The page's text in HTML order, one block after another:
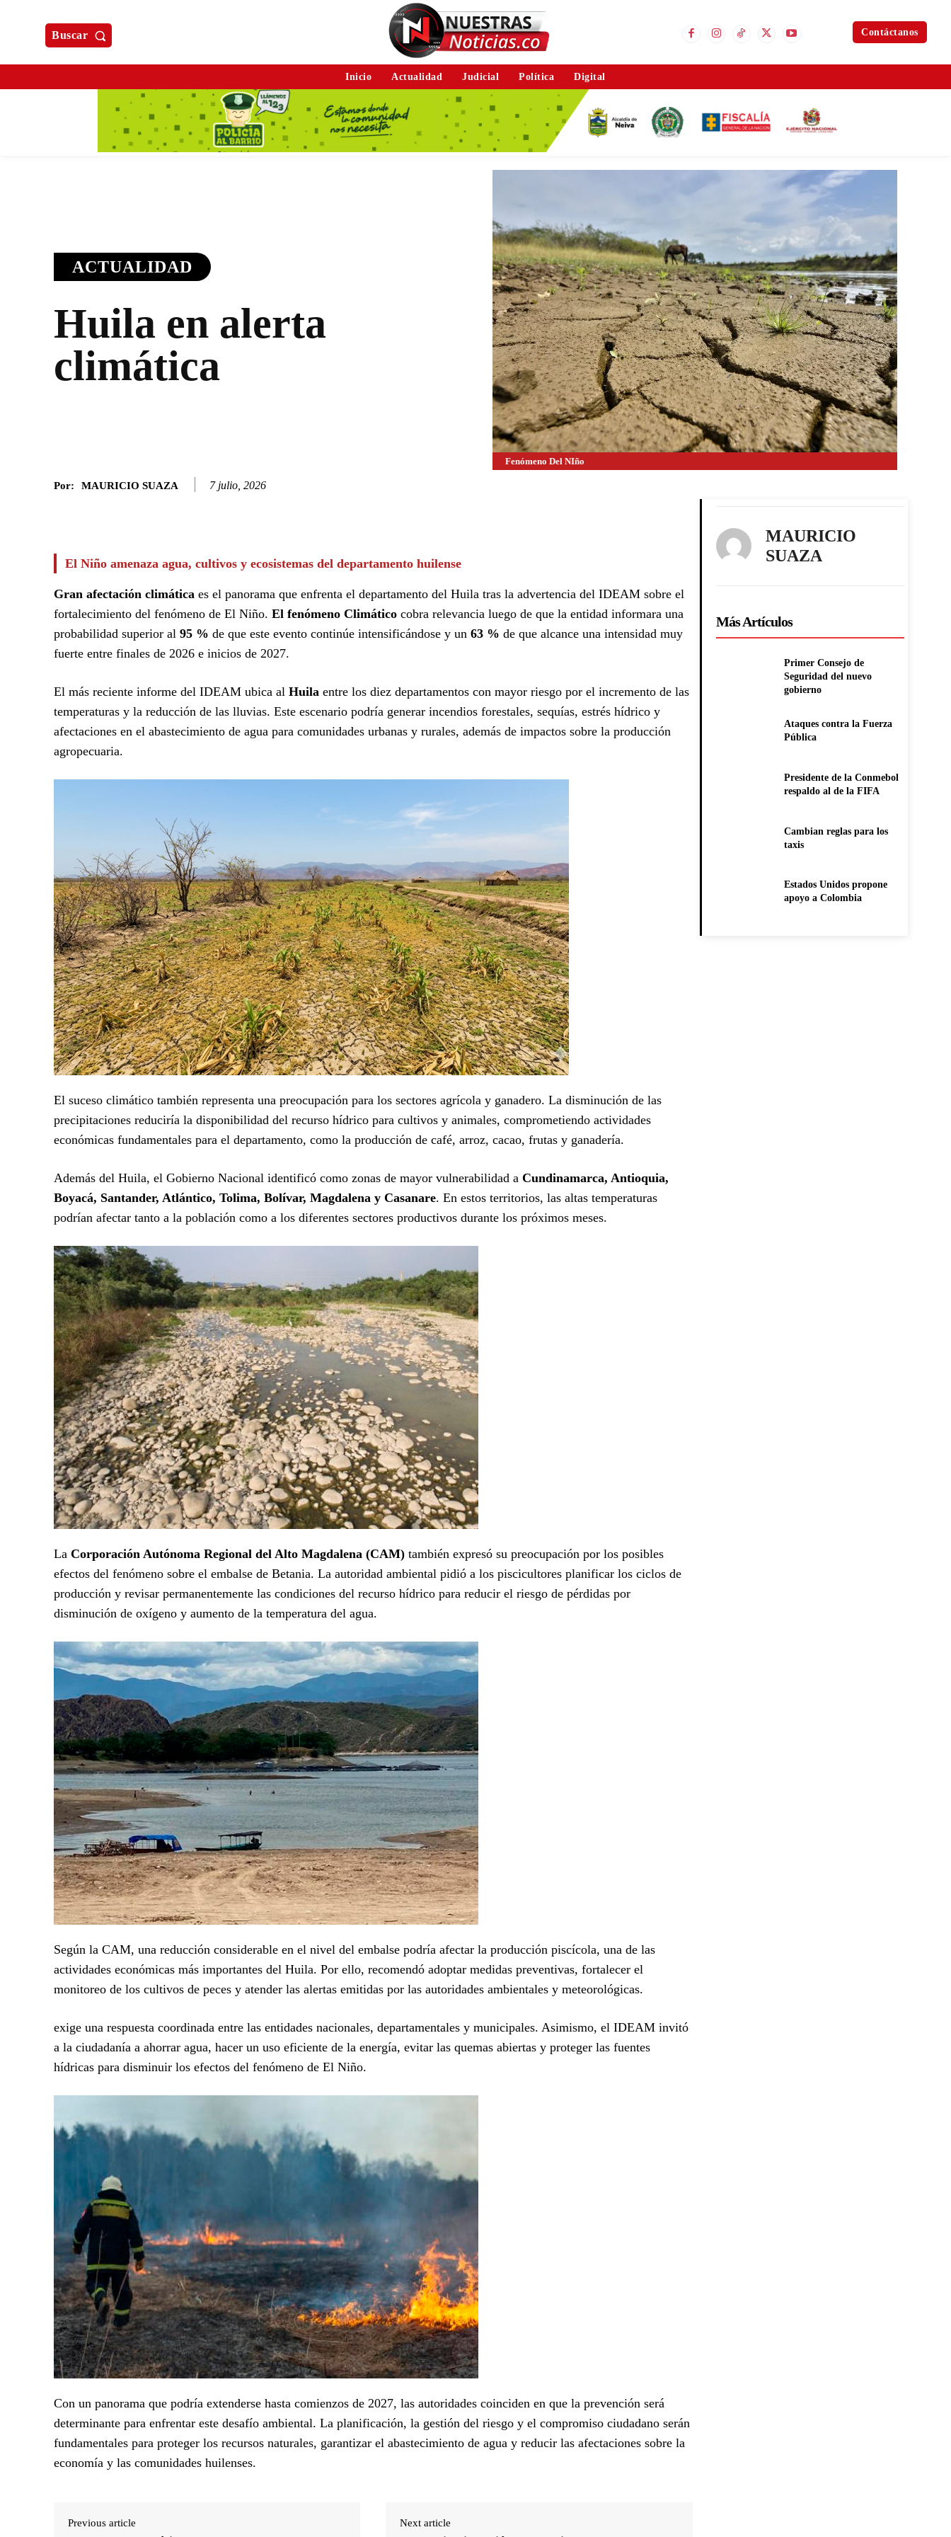
Buscar Contáctanos
Inicio Actualidad Judicial Política Digital
ACTUALIDAD
Huila en alerta
climática
Fenómeno Del NIño
Por: MAURICIO SUAZA 7 julio, 2026
El Niño amenaza agua, cultivos y ecosistemas del departamento huilense
Gran afectación climática es el panorama que enfrenta el departamento del Huila tras la advertencia del IDEAM sobre el
fortalecimiento del fenómeno de El Niño. El fenómeno Climático cobra relevancia luego de que la entidad informara una
probabilidad superior al 95 % de que este evento continúe intensificándose y un 63 % de que alcance una intensidad muy
fuerte entre finales de 2026 e inicios de 2027.
El más reciente informe del IDEAM ubica al Huila entre los diez departamentos con mayor riesgo por el incremento de las
temperaturas y la reducción de las lluvias. Este escenario podría generar incendios forestales, sequías, estrés hídrico y
afectaciones en el abastecimiento de agua para comunidades urbanas y rurales, además de impactos sobre la producción
agropecuaria.
El suceso climático también representa una preocupación para los sectores agrícola y ganadero. La disminución de las
precipitaciones reduciría la disponibilidad del recurso hídrico para cultivos y animales, comprometiendo actividades
económicas fundamentales para el departamento, como la producción de café, arroz, cacao, frutas y ganadería.
Además del Huila, el Gobierno Nacional identificó como zonas de mayor vulnerabilidad a Cundinamarca, Antioquia,
Boyacá, Santander, Atlántico, Tolima, Bolívar, Magdalena y Casanare. En estos territorios, las altas temperaturas
podrían afectar tanto a la población como a los diferentes sectores productivos durante los próximos meses.
La Corporación Autónoma Regional del Alto Magdalena (CAM) también expresó su preocupación por los posibles
efectos del fenómeno sobre el embalse de Betania. La autoridad ambiental pidió a los piscicultores planificar los ciclos de
producción y revisar permanentemente las condiciones del recurso hídrico para reducir el riesgo de pérdidas por
disminución de oxígeno y aumento de la temperatura del agua.
Según la CAM, una reducción considerable en el nivel del embalse podría afectar la producción piscícola, una de las
actividades económicas más importantes del Huila. Por ello, recomendó adoptar medidas preventivas, fortalecer el
monitoreo de los cultivos de peces y atender las alertas emitidas por las autoridades ambientales y meteorológicas.
exige una respuesta coordinada entre las entidades nacionales, departamentales y municipales. Asimismo, el IDEAM invitó
a la ciudadanía a ahorrar agua, hacer un uso eficiente de la energía, evitar las quemas abiertas y proteger las fuentes
hídricas para disminuir los efectos del fenómeno de El Niño.
Con un panorama que podría extenderse hasta comienzos de 2027, las autoridades coinciden en que la prevención será
determinante para enfrentar este desafío ambiental. La planificación, la gestión del riesgo y el compromiso ciudadano serán
fundamentales para proteger los recursos naturales, garantizar el abastecimiento de agua y reducir las afectaciones sobre la
economía y las comunidades huilenses.
Previous article Next article
MAURICIO
SUAZA
Más Artículos
Primer Consejo de
Seguridad del nuevo
gobierno
Ataques contra la Fuerza
Pública
Presidente de la Conmebol
respaldo al de la FIFA
Cambian reglas para los
taxis
Estados Unidos propone
apoyo a Colombia